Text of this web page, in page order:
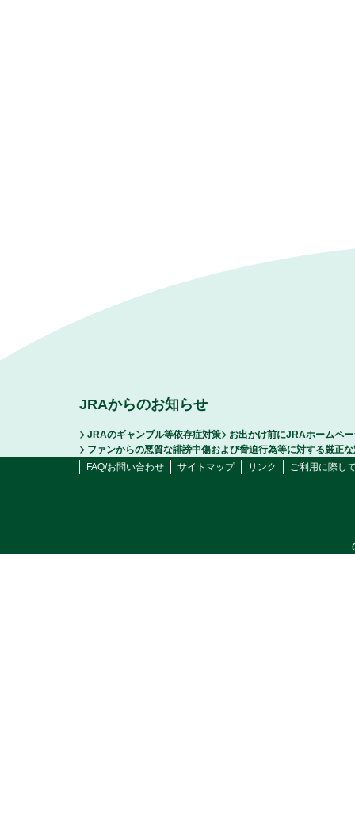
JRAからのお知らせ
JRAのギャンブル等依存症対策
お出かけ前にJRAホームペ
ファンからの悪質な誹謗中傷および脅迫行為等に対する厳正
FAQ/お問い合わせ
サイトマップ リンク ご利用に際し